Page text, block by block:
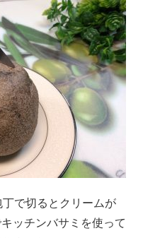
丁で切るとクリームが
ッチンバサミを使って